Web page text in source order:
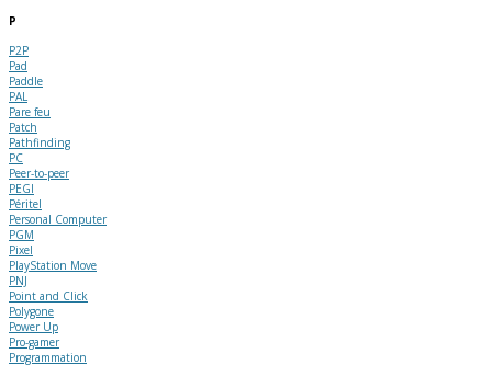
P
P2P
Pad
Paddle
PAL
Pare feu
Patch
Pathfinding
PC
Peer-to-peer
PEGI
Péritel
Personal Computer
PGM
Pixel
PlayStation Move
PNJ
Point and Click
Polygone
Power Up
Pro-gamer
Programmation